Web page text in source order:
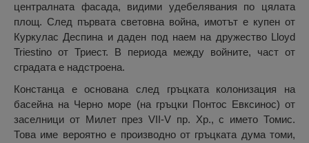
централната фасада, видими удебелявания по цялата
площ. След първата световна война, имотът е купен от
Куркулас Деспина и даден под наем на дружество Lloyd
Triestino от Триест. В периода между войните, част от
сградата е надстроена.
Констанца е основана след гръцката колонизация на
басейна на Черно море (на гръцки Понтос Евксинос) от
заселници от Милет през VII-V пр. Хр., с името Томис.
Това име вероятно е производно от гръцката дума томи,